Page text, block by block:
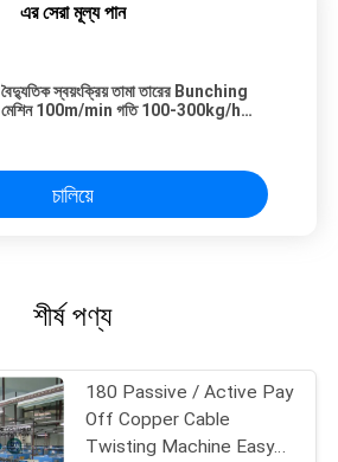
এর সেরা মূল্য পান
বৈদ্যুতিক স্বয়ংক্রিয় তামা তারের Bunching
মেশিন 100m/min গতি 100-300kg/h
চালিয়ে
শীর্ষ পণ্য
180 Passive / Active Pay
Off Copper Cable
Twisting Machine Easy